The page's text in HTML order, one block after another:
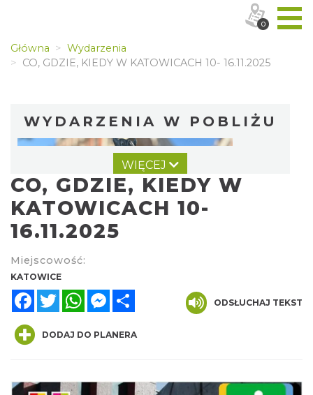
Główna
Wydarzenia
CO, GDZIE, KIEDY W KATOWICACH 10- 16.11.2025
WYDARZENIA W POBLIŻU
9.08.2026
Katowice
0.00 km
WIĘCEJ
CO, GDZIE, KIEDY W
KATOWICACH 10-
16.11.2025
Miejscowość:
KATOWICE
FacebookTwitterWhatsAppMessenger
ODSŁUCHAJ TEKST
DODAJ DO PLANERA
0